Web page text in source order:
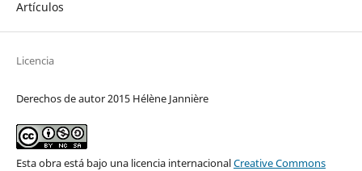
Artículos
Licencia
Derechos de autor 2015 Hélène Jannière
Esta obra está bajo una licencia internacionalCreative Commons